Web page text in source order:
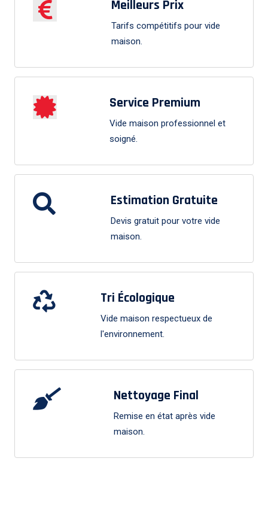
Meilleurs Prix
Tarifs compétitifs pour vide
maison.
Service Premium
Vide maison professionnel et
soigné.
Estimation Gratuite
Devis gratuit pour votre vide
maison.
Tri Écologique
Vide maison respectueux de
l'environnement.
Nettoyage Final
Remise en état après vide
maison.